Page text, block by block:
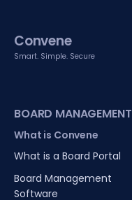
Convene
Smart. Simple. Secure
BOARD MANAGEMENT
What is Convene
What is a Board Portal
Board Management
Software